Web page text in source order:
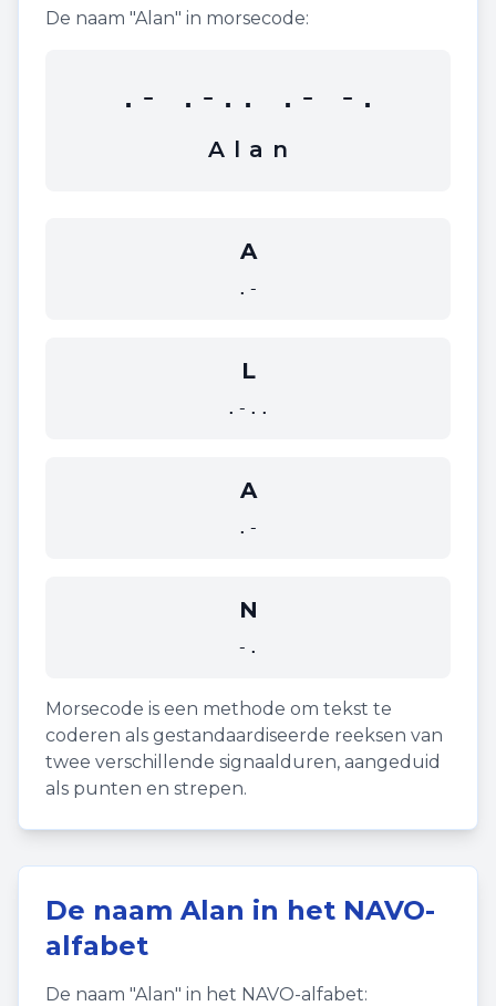
De naam "Alan" in morsecode:
.- .-.. .- -.
A l a n
A
.-
L
.-..
A
.-
N
-.
Morsecode is een methode om tekst te
coderen als gestandaardiseerde reeksen van
twee verschillende signaalduren, aangeduid
als punten en strepen.
De naam Alan in het NAVO-
alfabet
De naam "Alan" in het NAVO-alfabet: